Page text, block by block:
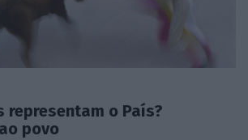
representam o País?
povo